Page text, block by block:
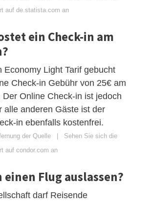
auf de.statista.com an
ein Check-in am
Economy Light Tarif gebucht
Check-in Gebühr von 25€ am
Der Online Check-in ist jedoch
alle anderen Gäste ist der
in ebenfalls kostenfrei.
der Quelle | Sehen Sie sich die
auf condor.com an
einen Flug auslassen?
darf Reisende